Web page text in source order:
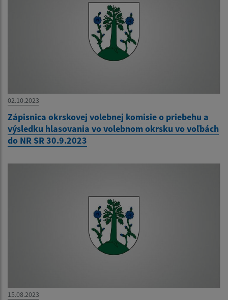
02.10.2023
Zápisnica okrskovej volebnej komisie o priebehu a
výsledku hlasovania vo volebnom okrsku vo voľbách
do NR SR 30.9.2023
15.08.2023